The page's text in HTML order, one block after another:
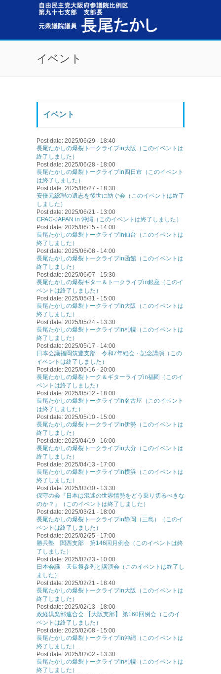
メインコンテンツに移動
イベント
イベント
Post date: 2025/06/29 - 18:40
長尾たかしの爆裂トークライブin大阪（このイベントは
終了しました）
Post date: 2025/06/28 - 18:00
長尾たかしの爆裂トークライブin四日市（このイベント
は終了しました）
Post date: 2025/06/27 - 18:30
安倍元総理の遺志を後世に紡ぐ会（このイベントは終了
しました）
Post date: 2025/06/21 - 13:00
CPAC-JAPAN in 沖縄（このイベントは終了しました）
Post date: 2025/06/15 - 14:00
長尾たかしの爆裂トークライブin仙台（このイベントは
終了しました）
Post date: 2025/06/08 - 14:00
長尾たかしの爆裂トークライブin函館（このイベントは
終了しました）
Post date: 2025/06/07 - 15:30
長尾たかしの爆裂ギター＆トークライブin銀座（このイ
ベントは終了しました）
Post date: 2025/05/31 - 15:00
長尾たかしの爆裂トークライブin大阪（このイベントは
終了しました）
Post date: 2025/05/24 - 13:30
長尾たかしの爆裂トークライブin札幌（このイベントは
終了しました）
Post date: 2025/05/17 - 14:00
日本会議福岡筑豊支部 令和7年総会・記念講演（この
イベントは終了しました）
Post date: 2025/05/16 - 20:00
長尾たかしの爆裂トーク＆ギターライブin福岡（このイ
ベントは終了しました）
Post date: 2025/05/12 - 18:00
長尾たかしの爆裂トークライブin名古屋（このイベント
は終了しました）
Post date: 2025/05/10 - 15:00
長尾たかしの爆裂トークライブin伊勢（このイベントは
終了しました）
Post date: 2025/04/19 - 16:00
長尾たかしの爆裂トークライブin大分（このイベントは
終了しました）
Post date: 2025/04/13 - 17:00
長尾たかしの爆裂トークライブin横浜（このイベントは
終了しました）
Post date: 2025/03/30 - 13:30
保守の会『日本は混迷の世界情勢をどう乗り切るべきな
のか？』（このイベントは終了しました）
Post date: 2025/03/21 - 18:00
長尾たかしの爆裂トークライブin静岡（三島）（このイ
ベントは終了しました）
Post date: 2025/02/25 - 17:00
勝兵塾 関西支部 第146回月例会（このイベントは終
了しました）
Post date: 2025/02/23 - 10:00
日本会議 天長祭参列と講演会（このイベントは終了し
ました）
Post date: 2025/02/21 - 18:40
長尾たかしの爆裂トークライブin大阪（このイベントは
終了しました）
Post date: 2025/02/13 - 18:00
政経倶楽部連合会 【大阪支部】 第160回例会（このイ
ベントは終了しました）
Post date: 2025/02/08 - 15:00
長尾たかしの爆裂トークライブin沖縄（このイベントは
終了しました）
Post date: 2025/02/02 - 13:30
長尾たかしの爆裂トークライブin札幌（このイベントは
終了しました）